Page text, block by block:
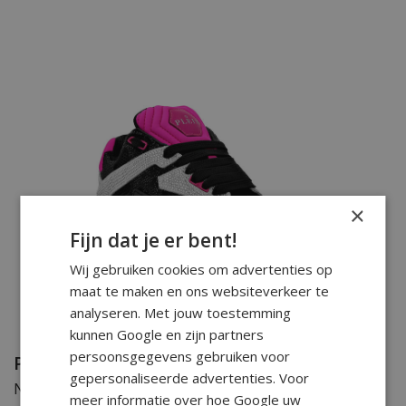
Hippe sneakers...
Philipp Plein Horloges
Naast kleding en accessoires maakt Philipp Plein ook
×
Fijn dat je er bent!
Wij gebruiken cookies om advertenties op
maat te maken en ons websiteverkeer te
analyseren. Met jouw toestemming
kunnen Google en zijn partners
persoonsgegevens gebruiken voor
gepersonaliseerde advertenties. Voor
meer informatie over hoe Google uw